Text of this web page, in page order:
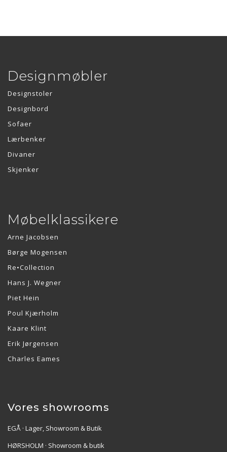
Designmøbler
Designstoler
Designbord
Sofaer
Lærbenker
Divaner
Skjenker
Møbelklassikere
Arne Jacobsen
Børge Mogensen
Re•Collection
Hans J. Wegner
Piet Hein
Poul Kjærholm
Kaare Klint
Erik Jørgensen
Charles Eames
Vores showrooms
EGÅ · Lager, Showroom & Butik
HØRSHOLM · Showroom & butik